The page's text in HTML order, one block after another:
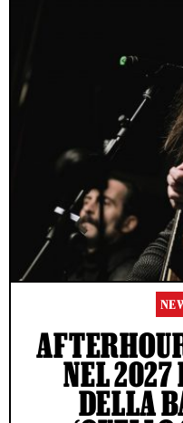
NEL 2027
DELLA